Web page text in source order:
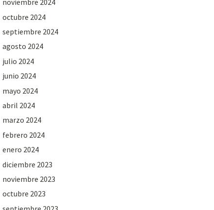
noviembre 2024
octubre 2024
septiembre 2024
agosto 2024
julio 2024
junio 2024
mayo 2024
abril 2024
marzo 2024
febrero 2024
enero 2024
diciembre 2023
noviembre 2023
octubre 2023